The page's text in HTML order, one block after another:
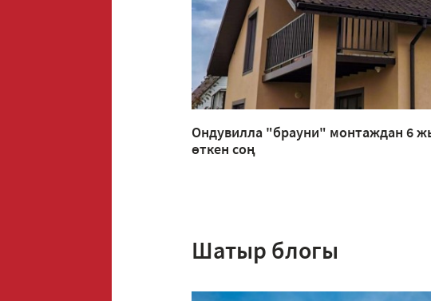
Ондувилла "брауни" монтаждан 6
өткен соң
Шатыр блогы